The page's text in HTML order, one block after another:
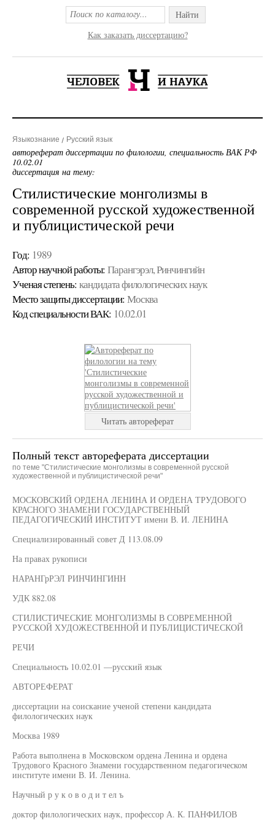
Найти
Как заказать диссертацию?
Языкознание Русский язык
автореферат диссертации по филологии, специальность ВАК РФ
10.02.01
диссертация на тему:
Стилистические монголизмы в
современной русской художественной
и публицистической речи
Год: 1989
Автор научной работы: Парангэрэл, Ринчингийн
Ученая cтепень: кандидата филологических наук
Место защиты диссертации: Москва
Код cпециальности ВАК: 10.02.01
Читать автореферат
Полный текст автореферата диссертации
по теме "Стилистические монголизмы в современной русской
художественной и публицистической речи"
МОСКОВСКИЙ ОРДЕНА ЛЕНИНА И ОРДЕНА ТРУДОВОГО
КРАСНОГО ЗНАМЕНИ ГОСУДАРСТВЕННЫЙ
ПЕДАГОГИЧЕСКИЙ ИНСТИТУТ имени В. И. ЛЕНИНА
Специализированный совет Д 113.08.09
На правах рукописи
НАРАНГрРЭЛ РИНЧИНГИНН
УДК 882.08
СТИЛИСТИЧЕСКИЕ МОНГОЛИЗМЫ В СОВРЕМЕННОЙ
РУССКОЙ ХУДОЖЕСТВЕННОЙ И ПУБЛИЦИСТИЧЕСКОЙ
РЕЧИ
Специальность 10.02.01 —русский язык
АВТОРЕФЕРАТ
диссертации на соискание ученой степени кандидата
филологических наук
Москва 1989
Работа выполнена в Московском ордена Ленина и ордена
Трудового Красного Знамени государственном педагогическом
институте имени В. И. Ленина.
Научный р у к о в о д и т ел ъ
доктор филологических наук, профессор А. К. ПАНФИЛОВ